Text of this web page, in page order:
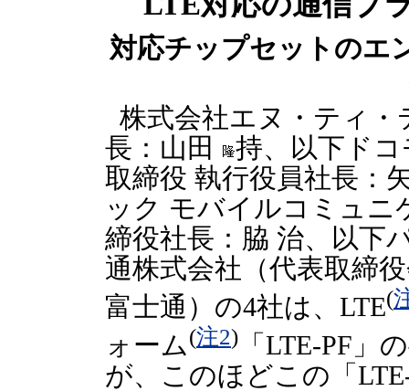
対応チップセットのエ
株式会社エヌ・ティ
長：山田
持、以下ド
取締役 執行役員社長：
ック モバイルコミュニ
締役社長：脇 治、以下
通株式会社（代表取締
富士通）の4社は、LTE(
ォーム(注2)
「LTE-PF」
が、このほどこの「